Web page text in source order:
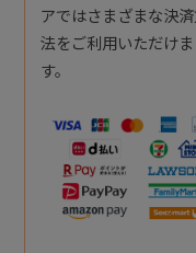
アではさまざまな決
法をご利用いただけま
す。